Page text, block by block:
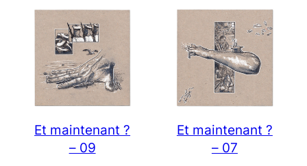
Et maintenant ?
– 09
Et maintenant ?
– 07